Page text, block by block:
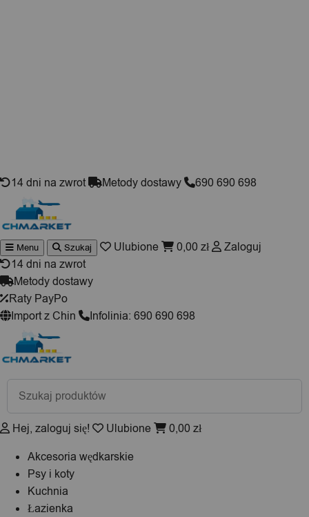
14 dni na zwrot Metody dostawy 690 690 698
Wyszukiwarka
produktów
Menu Szukaj Ulubione 0,00 zł
Zaloguj
14 dni na zwrot
Metody dostawy
Raty PayPo
Import z Chin
Infolinia: 690 690 698
Wyszukiwarka
produktów
Hej, zaloguj się! Ulubione 0,00 zł
Akcesoria wędkarskie
Psy i koty
Kuchnia
Łazienka